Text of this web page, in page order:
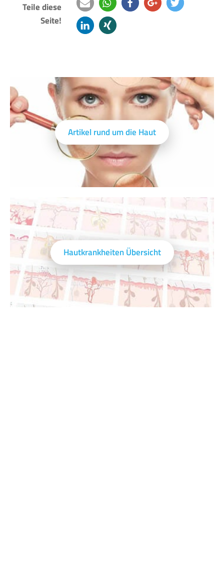
Teile diese
Seite!
e- teilen
Artikel rund um die Haut
Hautkrankheiten Übersicht